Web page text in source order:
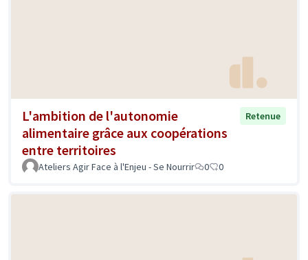
L'ambition de l'autonomie
alimentaire grâce aux coopérations
entre territoires
Retenue
Ateliers Agir Face à l'Enjeu - Se Nourrir 0 0